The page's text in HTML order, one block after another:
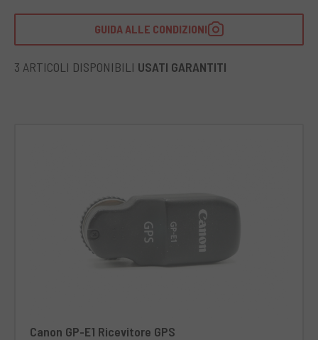
GUIDA ALLE CONDIZIONI
3 ARTICOLI DISPONIBILI USATI GARANTITI
Canon GP-E1 Ricevitore GPS